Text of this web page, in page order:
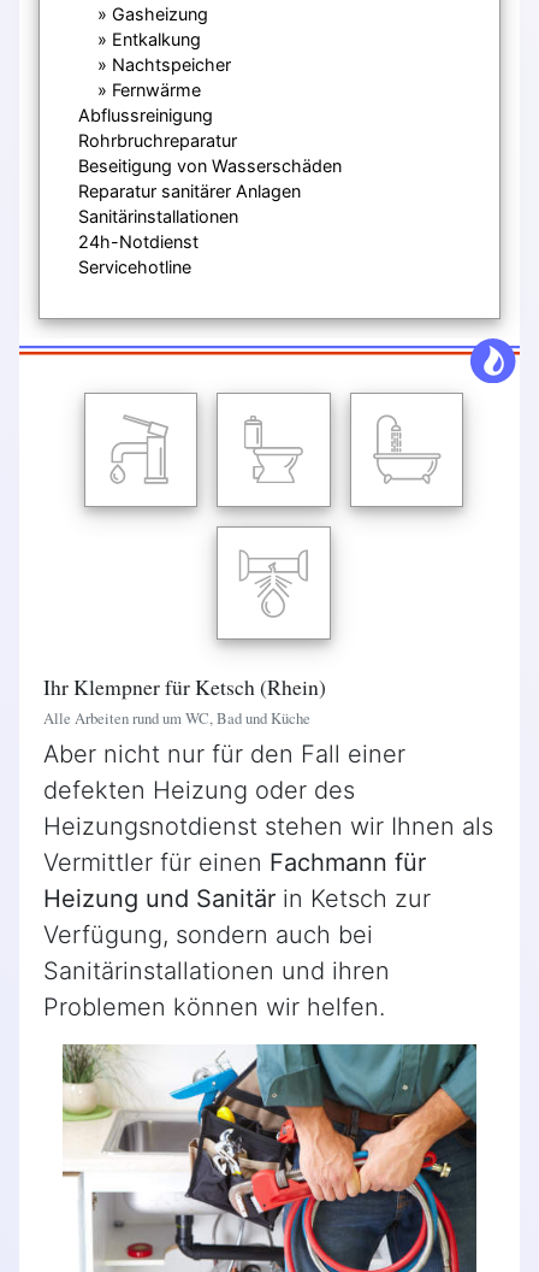
Gasheizung
Entkalkung
Nachtspeicher
Fernwärme
Abflussreinigung
Rohrbruchreparatur
Beseitigung von Wasserschäden
Reparatur sanitärer Anlagen
Sanitärinstallationen
24h-Notdienst
Servicehotline
Ihr Klempner für Ketsch (Rhein)
Alle Arbeiten rund um WC, Bad und Küche
Aber nicht nur für den Fall einer
defekten Heizung oder des
Heizungsnotdienst stehen wir Ihnen als
Vermittler für einen Fachmann für
Heizung und Sanitär in Ketsch zur
Verfügung, sondern auch bei
Sanitärinstallationen und ihren
Problemen können wir helfen.